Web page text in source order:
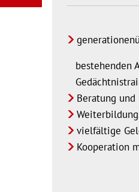
bestehenden
Beratung
vielfältige
Kooperation